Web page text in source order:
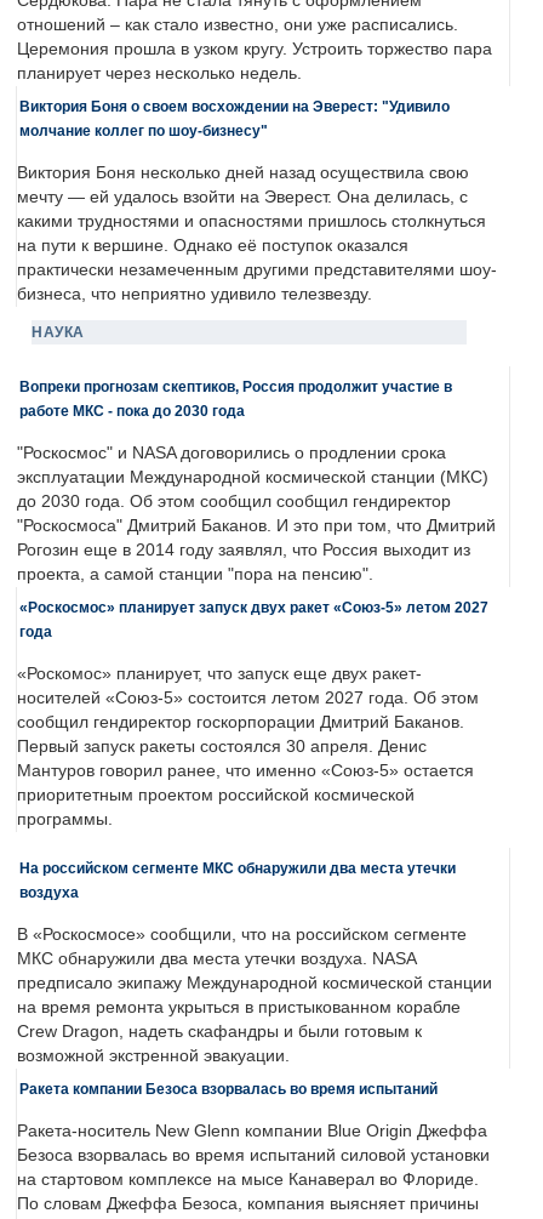
отношений – как стало известно, они уже расписались.
Церемония прошла в узком кругу. Устроить торжество пара
планирует через несколько недель.
Виктория Боня о своем восхождении на Эверест: "Удивило
молчание коллег по шоу-бизнесу"
Виктория Боня несколько дней назад осуществила свою
мечту — ей удалось взойти на Эверест. Она делилась, с
какими трудностями и опасностями пришлось столкнуться
на пути к вершине. Однако её поступок оказался
практически незамеченным другими представителями шоу-
бизнеса, что неприятно удивило телезвезду.
НАУКА
Вопреки прогнозам скептиков, Россия продолжит участие в
работе МКС - пока до 2030 года
"Роскосмос" и NASA договорились о продлении срока
эксплуатации Международной космической станции (МКС)
до 2030 года. Об этом сообщил сообщил гендиректор
"Роскосмоса" Дмитрий Баканов. И это при том, что Дмитрий
Рогозин еще в 2014 году заявлял, что Россия выходит из
проекта, а самой станции "пора на пенсию".
«Роскосмос» планирует запуск двух ракет «Союз-5» летом 2027
года
«Роскомос» планирует, что запуск еще двух ракет-
носителей «Союз-5» состоится летом 2027 года. Об этом
сообщил гендиректор госкорпорации Дмитрий Баканов.
Первый запуск ракеты состоялся 30 апреля. Денис
Мантуров говорил ранее, что именно «Союз-5» остается
приоритетным проектом российской космической
программы.
На российском сегменте МКС обнаружили два места утечки
воздуха
В «Роскосмосе» сообщили, что на российском сегменте
МКС обнаружили два места утечки воздуха. NASA
предписало экипажу Международной космической станции
на время ремонта укрыться в пристыкованном корабле
Crew Dragon, надеть скафандры и были готовым к
возможной экстренной эвакуации.
Ракета компании Безоса взорвалась во время испытаний
Ракета-носитель New Glenn компании Blue Origin Джеффа
Безоса взорвалась во время испытаний силовой установки
на стартовом комплексе на мысе Канаверал во Флориде.
По словам Джеффа Безоса, компания выясняет причины